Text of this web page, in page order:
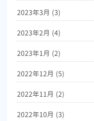
2023年3月 (3)
2023年2月 (4)
2023年1月 (2)
2022年12月 (5)
2022年11月 (2)
2022年10月 (3)